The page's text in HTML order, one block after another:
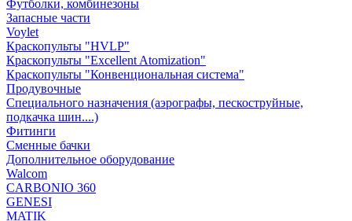
Футболки, комбинезоны
Запасные части
Voylet
Краскопульты "HVLP"
Краскопульты "Excellent Atomization"
Краскопульты "Конвенциональная система"
Продувочные
Специального назначения (аэрографы, пескоструйные,
подкачка шин....)
Фитинги
Сменные бачки
Дополнительное оборудование
Walcom
CARBONIO 360
GENESI
MATIK